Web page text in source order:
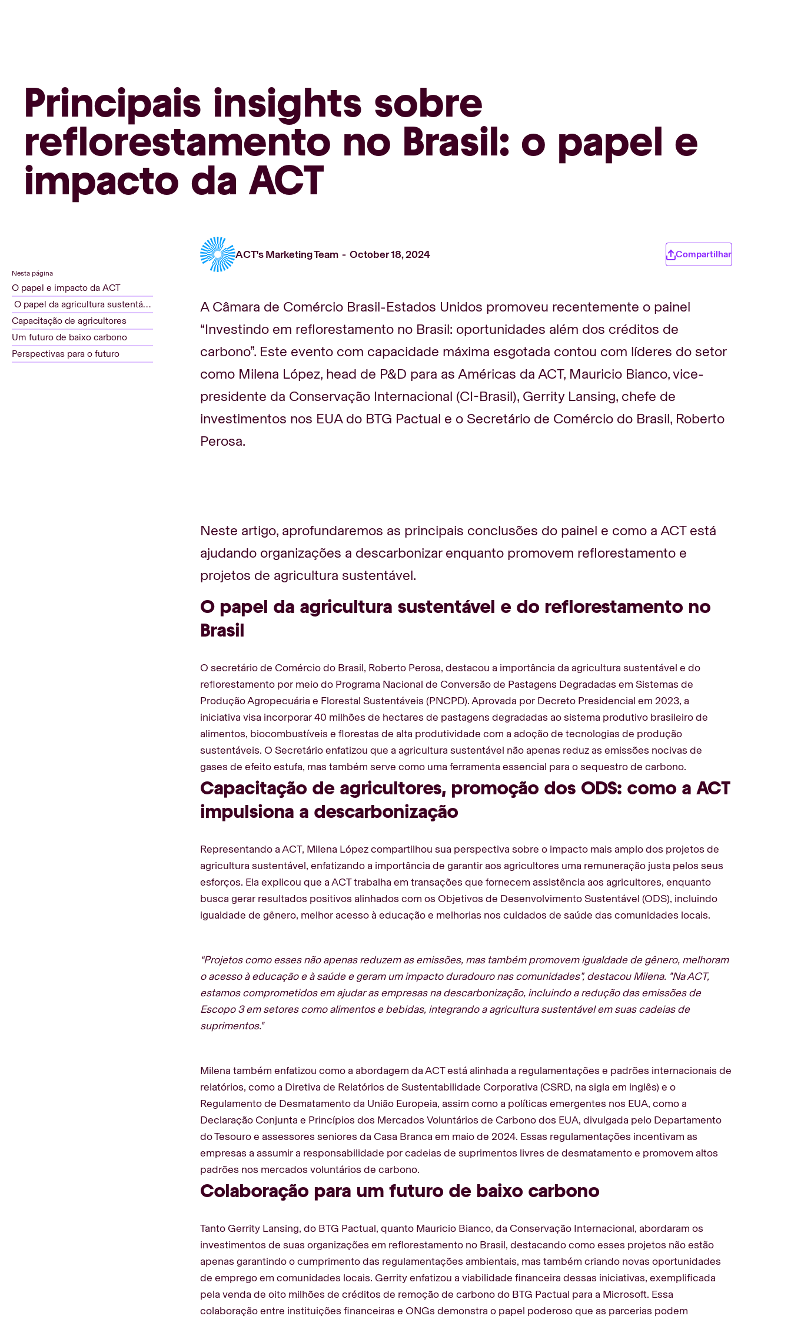
Principais insights sobre
reflorestamento no Brasil: o papel e
impacto da ACT
Nesta página
O papel e impacto da ACT
O papel da agricultura sustentável
Capacitação de agricultores
Um futuro de baixo carbono
Perspectivas para o futuro
ACT's Marketing Team October 18, 2024 Compartilhar
A Câmara de Comércio Brasil-Estados Unidos promoveu recentemente o painel
“Investindo em reflorestamento no Brasil: oportunidades além dos créditos de
carbono”. Este evento com capacidade máxima esgotada contou com líderes do setor
como Milena López, head de P&D para as Américas da ACT, Mauricio Bianco, vice-
presidente da Conservação Internacional (CI-Brasil), Gerrity Lansing, chefe de
investimentos nos EUA do BTG Pactual e o Secretário de Comércio do Brasil, Roberto
Perosa.
Neste artigo, aprofundaremos as principais conclusões do painel e como a ACT está
ajudando organizações a descarbonizar enquanto promovem reflorestamento e
projetos de agricultura sustentável.
O papel da agricultura sustentável e do reflorestamento no
Brasil
O secretário de Comércio do Brasil, Roberto Perosa, destacou a importância da agricultura sustentável e do
reflorestamento por meio do Programa Nacional de Conversão de Pastagens Degradadas em Sistemas de
Produção Agropecuária e Florestal Sustentáveis (PNCPD). Aprovada por Decreto Presidencial em 2023, a
iniciativa visa incorporar 40 milhões de hectares de pastagens degradadas ao sistema produtivo brasileiro de
alimentos, biocombustíveis e florestas de alta produtividade com a adoção de tecnologias de produção
sustentáveis. O Secretário enfatizou que a agricultura sustentável não apenas reduz as emissões nocivas de
gases de efeito estufa, mas também serve como uma ferramenta essencial para o sequestro de carbono.
Capacitação de agricultores, promoção dos ODS: como a ACT
impulsiona a descarbonização
Representando a ACT, Milena López compartilhou sua perspectiva sobre o impacto mais amplo dos projetos de
agricultura sustentável, enfatizando a importância de garantir aos agricultores uma remuneração justa pelos seus
esforços. Ela explicou que a ACT trabalha em transações que fornecem assistência aos agricultores, enquanto
busca gerar resultados positivos alinhados com os Objetivos de Desenvolvimento Sustentável (ODS), incluindo
igualdade de gênero, melhor acesso à educação e melhorias nos cuidados de saúde das comunidades locais.
“Projetos como esses não apenas reduzem as emissões, mas também promovem igualdade de gênero, melhoram
o acesso à educação e à saúde e geram um impacto duradouro nas comunidades”, destacou Milena. "Na ACT,
estamos comprometidos em ajudar as empresas na descarbonização, incluindo a redução das emissões de
Escopo 3 em setores como alimentos e bebidas, integrando a agricultura sustentável em suas cadeias de
suprimentos."
Milena também enfatizou como a abordagem da ACT está alinhada a regulamentações e padrões internacionais de
relatórios, como a Diretiva de Relatórios de Sustentabilidade Corporativa (CSRD, na sigla em inglês) e o
Regulamento de Desmatamento da União Europeia, assim como a políticas emergentes nos EUA, como a
Declaração Conjunta e Princípios dos Mercados Voluntários de Carbono dos EUA, divulgada pelo Departamento
do Tesouro e assessores seniores da Casa Branca em maio de 2024. Essas regulamentações incentivam as
empresas a assumir a responsabilidade por cadeias de suprimentos livres de desmatamento e promovem altos
padrões nos mercados voluntários de carbono.
Colaboração para um futuro de baixo carbono
Tanto Gerrity Lansing, do BTG Pactual, quanto Mauricio Bianco, da Conservação Internacional, abordaram os
investimentos de suas organizações em reflorestamento no Brasil, destacando como esses projetos não estão
apenas garantindo o cumprimento das regulamentações ambientais, mas também criando novas oportunidades
de emprego em comunidades locais. Gerrity enfatizou a viabilidade financeira dessas iniciativas, exemplificada
pela venda de oito milhões de créditos de remoção de carbono do BTG Pactual para a Microsoft. Essa
colaboração entre instituições financeiras e ONGs demonstra o papel poderoso que as parcerias podem